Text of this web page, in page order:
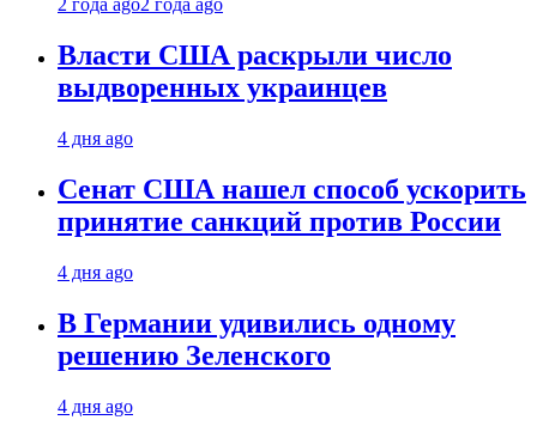
2 года ago2 года ago
Власти США раскрыли число
выдворенных украинцев
4 дня ago
Сенат США нашел способ ускорить
принятие санкций против России
4 дня ago
В Германии удивились одному
решению Зеленского
4 дня ago